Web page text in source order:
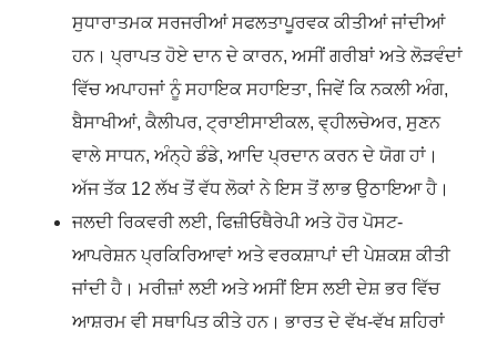
ਸੁਧਾਰਾਤਮਕ ਸਰਜਰੀਆਂ ਸਫਲਤਾਪੂਰਵਕ ਕੀਤੀਆਂ ਜਾਂਦੀਆਂ
ਹਨ। ਪ੍ਰਾਪਤ ਹੋਏ ਦਾਨ ਦੇ ਕਾਰਨ, ਅਸੀਂ ਗਰੀਬਾਂ ਅਤੇ ਲੋੜਵੰਦਾਂ
ਵਿੱਚ ਅਪਾਹਜਾਂ ਨੂੰ ਸਹਾਇਕ ਸਹਾਇਤਾ, ਜਿਵੇਂ ਕਿ ਨਕਲੀ ਅੰਗ,
ਬੈਸਾਖੀਆਂ, ਕੈਲੀਪਰ, ਟ੍ਰਾਈਸਾਈਕਲ, ਵ੍ਹੀਲਚੇਅਰ, ਸੁਣਨ
ਵਾਲੇ ਸਾਧਨ, ਅੰਨ੍ਹੇ ਡੰਡੇ, ਆਦਿ ਪ੍ਰਦਾਨ ਕਰਨ ਦੇ ਯੋਗ ਹਾਂ।
ਅੱਜ ਤੱਕ 12 ਲੱਖ ਤੋਂ ਵੱਧ ਲੋਕਾਂ ਨੇ ਇਸ ਤੋਂ ਲਾਭ ਉਠਾਇਆ ਹੈ।
ਜਲਦੀ ਰਿਕਵਰੀ ਲਈ, ਫਿਜ਼ੀਓਥੈਰੇਪੀ ਅਤੇ ਹੋਰ ਪੋਸਟ-
ਆਪਰੇਸ਼ਨ ਪ੍ਰਕਿਰਿਆਵਾਂ ਅਤੇ ਵਰਕਸ਼ਾਪਾਂ ਦੀ ਪੇਸ਼ਕਸ਼ ਕੀਤੀ
ਜਾਂਦੀ ਹੈ। ਮਰੀਜ਼ਾਂ ਲਈ ਅਤੇ ਅਸੀਂ ਇਸ ਲਈ ਦੇਸ਼ ਭਰ ਵਿੱਚ
ਆਸ਼ਰਮ ਵੀ ਸਥਾਪਿਤ ਕੀਤੇ ਹਨ। ਭਾਰਤ ਦੇ ਵੱਖ-ਵੱਖ ਸ਼ਹਿਰਾਂ